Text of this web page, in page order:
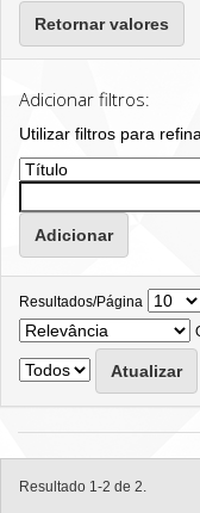
Retornar valores
Adicionar filtros:
Utilizar filtros para
Resultados/Página
Resultado 1-2 de 2.